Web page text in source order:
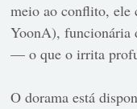
meio ao conflito, ele
YoonA), funcionária
— o que o irrita
O dorama está